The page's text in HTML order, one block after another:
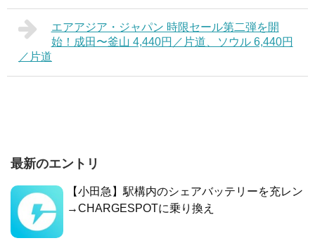
エアアジア・ジャパン 時限セール第二弾を開
始！成田〜釜山 4,440円／片道、ソウル 6,440円
／片道
最新のエントリ
【小田急】駅構内のシェアバッテリーを充レン
→CHARGESPOTに乗り換え